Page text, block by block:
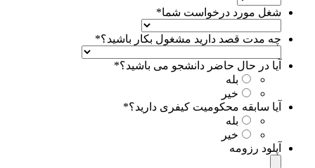
شغل مورد درخواست شما*
چه مدت قصد دارید مشغول بکار باشید؟*
آیا در حال حاضر دانشجو می باشید؟*
بله
خیر
آیا سابقه محکومیت کیفری دارید؟*
بله
خیر
آپلود رزومه